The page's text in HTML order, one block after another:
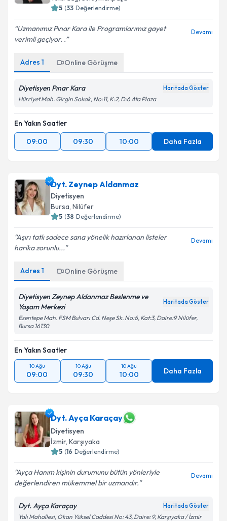
5 (33 Değerlendirme)
Uzmanımız Pınar Kara ile Programlarımız gayet
verimli geçiyor. .
Devamı
Adres 1 Online Görüşme
Diyetisyen Pınar Kara Haritada Göster
Hürriyet Mah. Girgin Sokak, No:11, K:2, D:6 Ata Plaza
En Yakın Saatler
09:00
09:30 10:00 Daha Fazla
Dyt. Zeynep Aldanmaz
Diyetisyen
Bursa, Nilüfer
5 (38 Değerlendirme)
Aşırı tatlı sadece sana yönelik hazırlanan listeler
harika zorunlu...
Devamı
Adres 1 Online Görüşme
Diyetisyen Zeynep Aldanmaz Beslenme ve
Yaşam Merkezi
Haritada Göster
Esentepe Mah. FSM Bulvarı Cd. Neşe Sk. No:6, Kat:3, Daire:9 Nilüfer,
Bursa 16130
En Yakın Saatler
10 Ağu
09:00
10 Ağu
09:30
10 Ağu
10:00 Daha Fazla
Dyt. Ayça Karaçay
Diyetisyen
İzmir, Karşıyaka
5 (16 Değerlendirme)
Ayça Hanım kişinin durumunu bütün yönleriyle
değerlendiren mükemmel bir uzmandır.
Devamı
Dyt. Ayça Karaçay Haritada Göster
Yalı Mahallesi, Okan Yüksel Caddesi No: 43, Daire: 9, Karşıyaka / İzmir